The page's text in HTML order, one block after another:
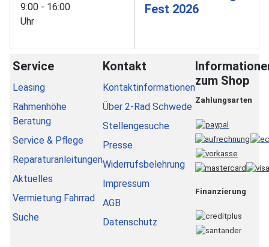
9:00 - 16:00
Uhr
Fest 2026
Service
Leasing
Rahmenhöhe
Beratung
Service & Pflege
Reparaturanleitungen
Aktuelles
Vermietung Fahrrad
Suche
Kontakt
Kontaktinformationen
Über 2-Rad Schwede
Stellengesuche
Presse
Widerrufsbelehrung
Impressum
AGB
Datenschutz
zum Shop
Zahlungsarten
Finanzierung